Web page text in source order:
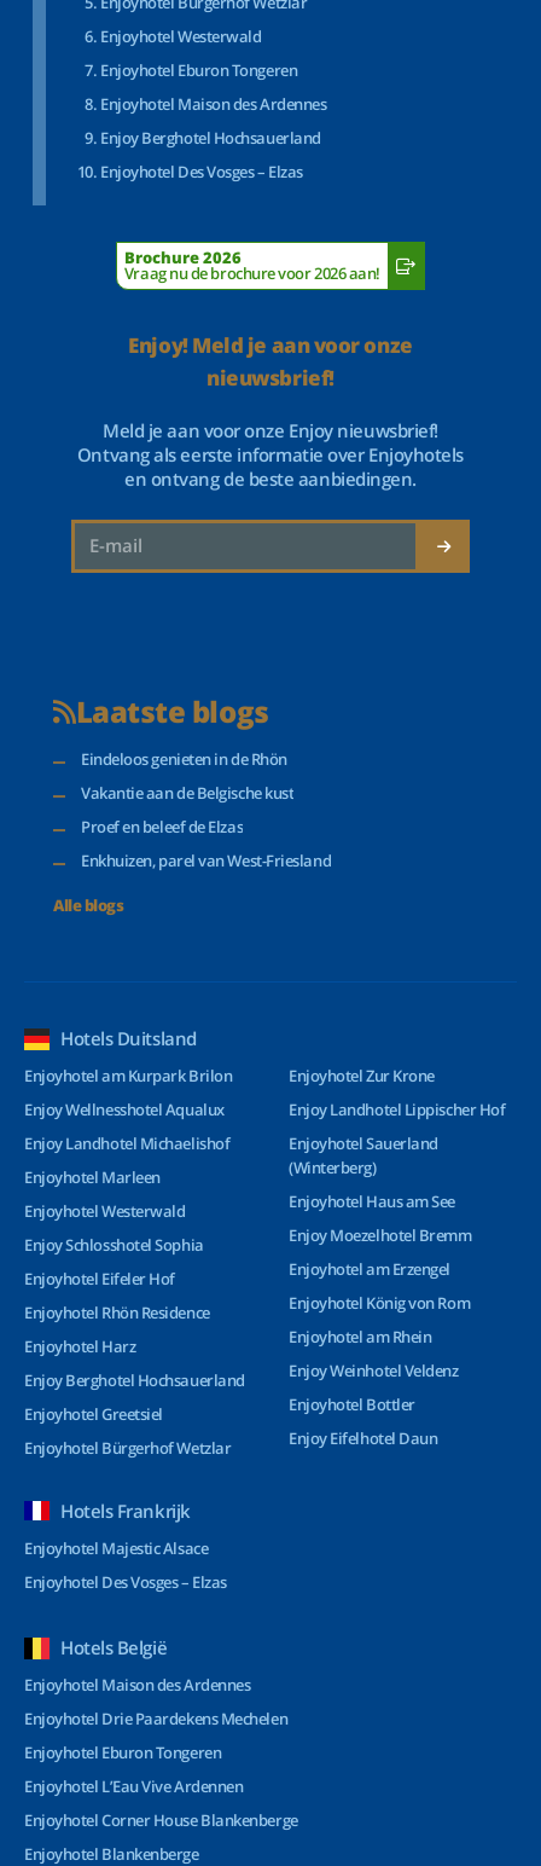
Enjoyhotel Westerwald
Enjoyhotel Eburon Tongeren
Enjoyhotel Maison des Ardennes
Enjoy Berghotel Hochsauerland
Enjoyhotel Des Vosges – Elzas
Brochure 2026
Vraag nu de brochure voor 2026 aan!
Enjoy! Meld je aan voor onze
nieuwsbrief!
Meld je aan voor onze Enjoy nieuwsbrief!
Ontvang als eerste informatie over Enjoyhotels
en ontvang de beste aanbiedingen.
Laatste blogs
Eindeloos genieten in de Rhön
Vakantie aan de Belgische kust
Proef en beleef de Elzas
Enkhuizen, parel van West-Friesland
Alle blogs
Hotels Duitsland
Enjoyhotel am Kurpark Brilon
Enjoy Wellnesshotel Aqualux
Enjoy Landhotel Michaelishof
Enjoyhotel Marleen
Enjoyhotel Westerwald
Enjoy Schlosshotel Sophia
Enjoyhotel Eifeler Hof
Enjoyhotel Rhön Residence
Enjoyhotel Harz
Enjoy Berghotel Hochsauerland
Enjoyhotel Greetsiel
Enjoyhotel Bürgerhof Wetzlar
Enjoyhotel Zur Krone
Enjoy Landhotel Lippischer Hof
Enjoyhotel Sauerland
(Winterberg)
Enjoyhotel Haus am See
Enjoy Moezelhotel Bremm
Enjoyhotel am Erzengel
Enjoyhotel König von Rom
Enjoyhotel am Rhein
Enjoy Weinhotel Veldenz
Enjoyhotel Bottler
Enjoy Eifelhotel Daun
Hotels Frankrijk
Enjoyhotel Majestic Alsace
Enjoyhotel Des Vosges – Elzas
Hotels België
Enjoyhotel Maison des Ardennes
Enjoyhotel Drie Paardekens Mechelen
Enjoyhotel Eburon Tongeren
Enjoyhotel L’Eau Vive Ardennen
Enjoyhotel Corner House Blankenberge
Enjoyhotel Blankenberge